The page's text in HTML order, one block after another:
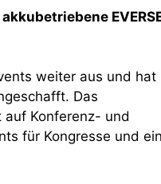
weiter aus und hat
Das
Konferenz- und
für Kongresse und